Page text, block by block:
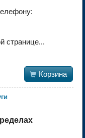
странице...
 Корзина